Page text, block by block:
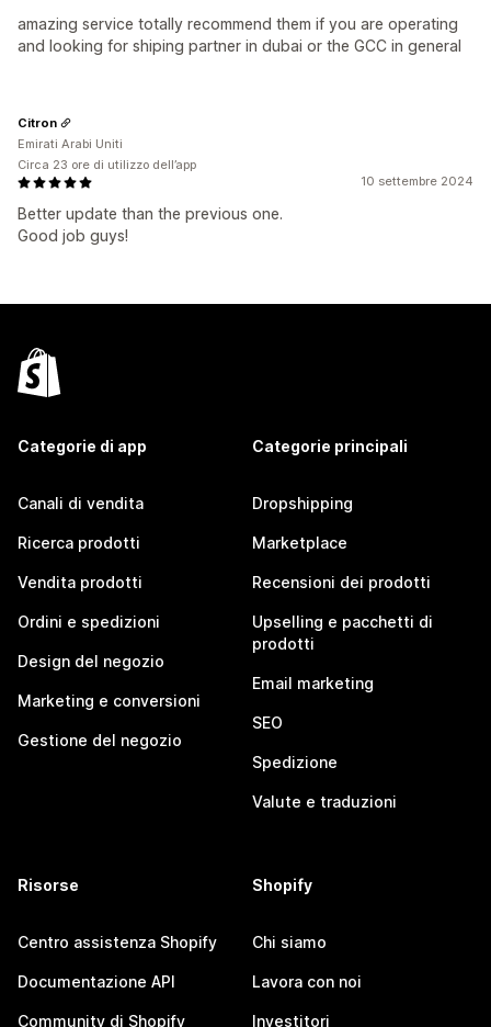
amazing service totally recommend them if you are operating
and looking for shiping partner in dubai or the GCC in general
10 settembre 2024
Better update than the previous one.
Good job guys!
Citron
Emirati Arabi Uniti
Circa 23 ore di utilizzo dell’app
Categorie di app
Canali di vendita
Ricerca prodotti
Vendita prodotti
Ordini e spedizioni
Design del negozio
Marketing e conversioni
Gestione del negozio
Categorie principali
Dropshipping
Marketplace
Recensioni dei prodotti
Upselling e pacchetti di
prodotti
Email marketing
SEO
Spedizione
Valute e traduzioni
Risorse
Centro assistenza Shopify
Documentazione API
Community di Shopify
Shopify
Chi siamo
Lavora con noi
Investitori